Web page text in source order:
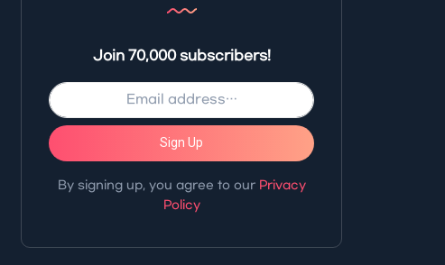
Join 70,000 subscribers!
Sign Up
By signing up, you agree to our Privacy
Policy